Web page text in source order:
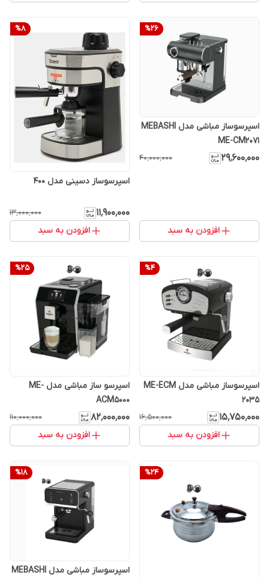
%26
اسپرسوساز مباشی مدل MEBASHI
ME-CM2071
۲۹٬۶۰۰٬۰۰۰ ۴۰٬۰۰۰٬۰۰۰
افزودن به سبد
%8
اسپرسوساز دسینی مدل 400
۱۱٬۹۰۰٬۰۰۰ ۱۳٬۰۰۰٬۰۰۰
افزودن به سبد
%4
اسپرسوساز مباشی مدل ME-ECM
2035
۱۵٬۷۵۰٬۰۰۰ ۱۶٬۵۰۰٬۰۰۰
افزودن به سبد
%25
اسپرسو ساز مباشی مدل ME-
ACM5000
۸۲٬۰۰۰٬۰۰۰ ۱۱۰٬۰۰۰٬۰۰۰
افزودن به سبد
%24
%18
اسپرسوساز مباشی مدل MEBASHI